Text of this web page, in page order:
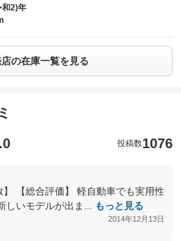
2)年
の在庫一覧を見る
投稿数1076
】 【総合評価】 軽自動車でも実用性
しいモデルが出ま...
もっと見る
2014年12月13日